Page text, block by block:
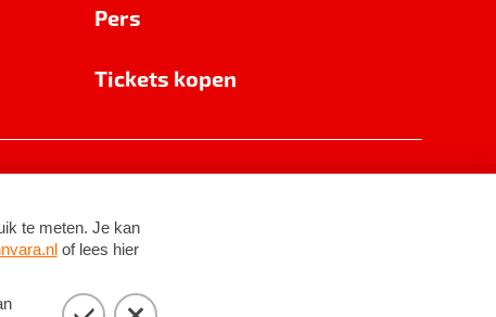
Pers
Tickets kopen